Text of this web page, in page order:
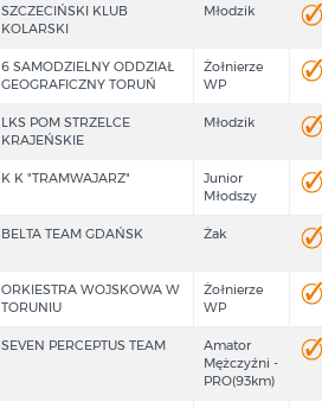
SZCZECIŃSKI KLUB
KOLARSKI
Młodzik
6 SAMODZIELNY ODDZIAŁ
GEOGRAFICZNY TORUŃ
Żołnierze
WP
LKS POM STRZELCE
KRAJEŃSKIE
Młodzik
K K "TRAMWAJARZ"
Junior
Młodszy
BELTA TEAM GDAŃSK Żak
ORKIESTRA WOJSKOWA W
TORUNIU
Żołnierze
WP
SEVEN PERCEPTUS TEAM
Amator
Mężczyźni -
PRO(93km)